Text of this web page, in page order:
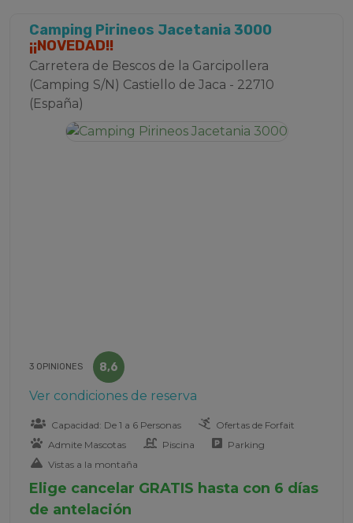
Camping Pirineos Jacetania 3000
¡¡NOVEDAD!!
Carretera de Bescos de la Garcipollera
(Camping S/N) Castiello de Jaca - 22710
(España)
3 OPINIONES 8,6
Ver condiciones de reserva
Capacidad: De 1 a 6 Personas
Ofertas de Forfait
Admite Mascotas
Piscina
Parking
Vistas a la montaña
Elige cancelar GRATIS hasta con 6 días
de antelación